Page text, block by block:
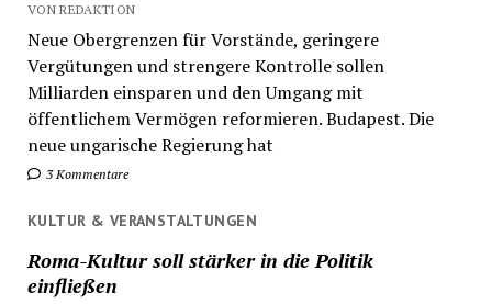
VON REDAKTION
Neue Obergrenzen für Vorstände, geringere
Vergütungen und strengere Kontrolle sollen
Milliarden einsparen und den Umgang mit
öffentlichem Vermögen reformieren. Budapest. Die
neue ungarische Regierung hat
3 Kommentare
KULTUR & VERANSTALTUNGEN
Roma-Kultur soll stärker in die Politik
einfließen